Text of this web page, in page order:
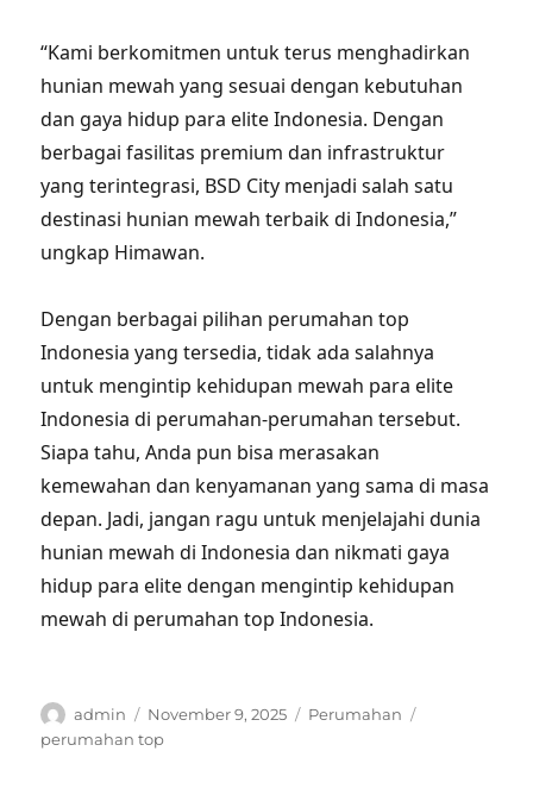
“Kami berkomitmen untuk terus menghadirkan
hunian mewah yang sesuai dengan kebutuhan
dan gaya hidup para elite Indonesia. Dengan
berbagai fasilitas premium dan infrastruktur
yang terintegrasi, BSD City menjadi salah satu
destinasi hunian mewah terbaik di Indonesia,”
ungkap Himawan.
Dengan berbagai pilihan perumahan top
Indonesia yang tersedia, tidak ada salahnya
untuk mengintip kehidupan mewah para elite
Indonesia di perumahan-perumahan tersebut.
Siapa tahu, Anda pun bisa merasakan
kemewahan dan kenyamanan yang sama di masa
depan. Jadi, jangan ragu untuk menjelajahi dunia
hunian mewah di Indonesia dan nikmati gaya
hidup para elite dengan mengintip kehidupan
mewah di perumahan top Indonesia.
Author
admin
Posted
on
November 9, 2025 Categories
Perumahan
perumahan top